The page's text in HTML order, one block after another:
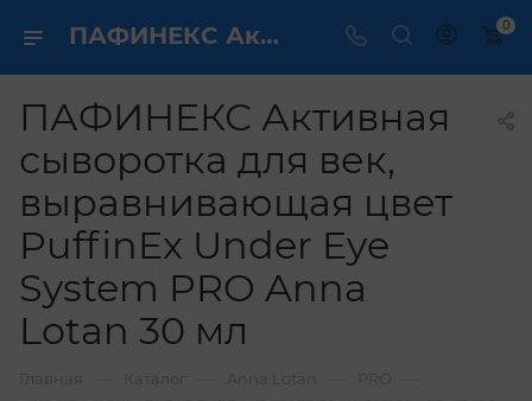
ПАФИНЕКС Активная сыворотка для век, выравнивающая цвет PuffinEx Under Eye System PRO Anna Lotan 30 мл купить по выгодной цене в интернет магазине 0
ПАФИНЕКС Активная
сыворотка для век,
выравнивающая цвет
PuffinEx Under Eye
System PRO Anna
Lotan 30 мл